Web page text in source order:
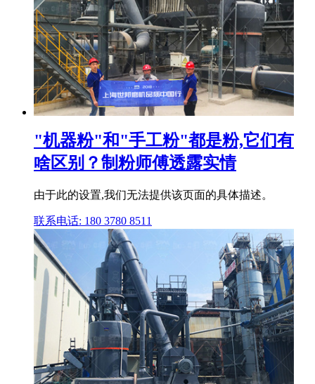
"机器粉"和"手工粉"都是粉,它们有
啥区别？制粉师傅透露实情
由于此的设置,我们无法提供该页面的具体描述。
联系电话: 180 3780 8511